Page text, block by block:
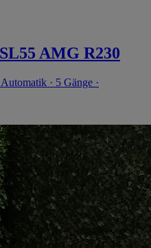
AMG R230
· 5 Gänge ·